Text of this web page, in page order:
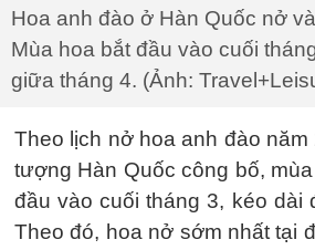
Hoa anh đào ở Hàn Quốc nở
Mùa hoa bắt đầu vào cuối
giữa tháng 4. (Ảnh:
Theo lịch nở hoa anh đào
tượng Hàn Quốc công bố,
đầu vào cuối tháng 3, kéo dài
Theo đó, hoa nở sớm nhất tại